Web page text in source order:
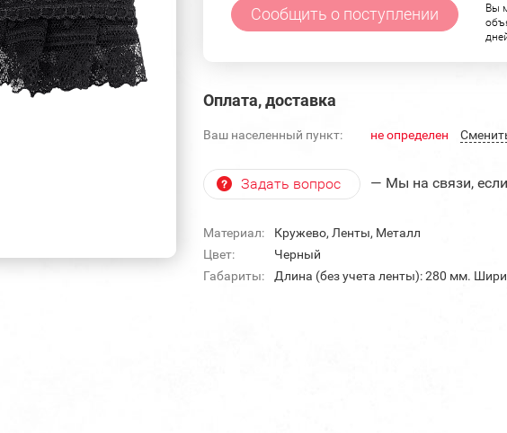
Сообщить о поступлении
Вы
Оплата, доставка
Ваш населенный пункт: не определен
Задать вопрос — Мы на связи,
Материал:
Кружево, Ленты, Металл
Цвет:
Черный
Габариты:
Длина (без учета ленты): 280 мм.